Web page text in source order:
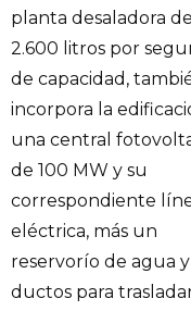
planta desaladora de
2.600 litros por
de capacidad,
incorpora la
una central
de 100 MW y su
correspondiente
eléctrica, más un
reservorío de agua y
ductos para